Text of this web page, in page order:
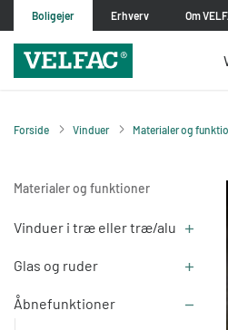
Boligejer Erhverv Om
Forside Vinduer Materialer og
Materialer og funktioner
Vinduer i træ eller træ/alu
Glas og ruder
Åbnefunktioner